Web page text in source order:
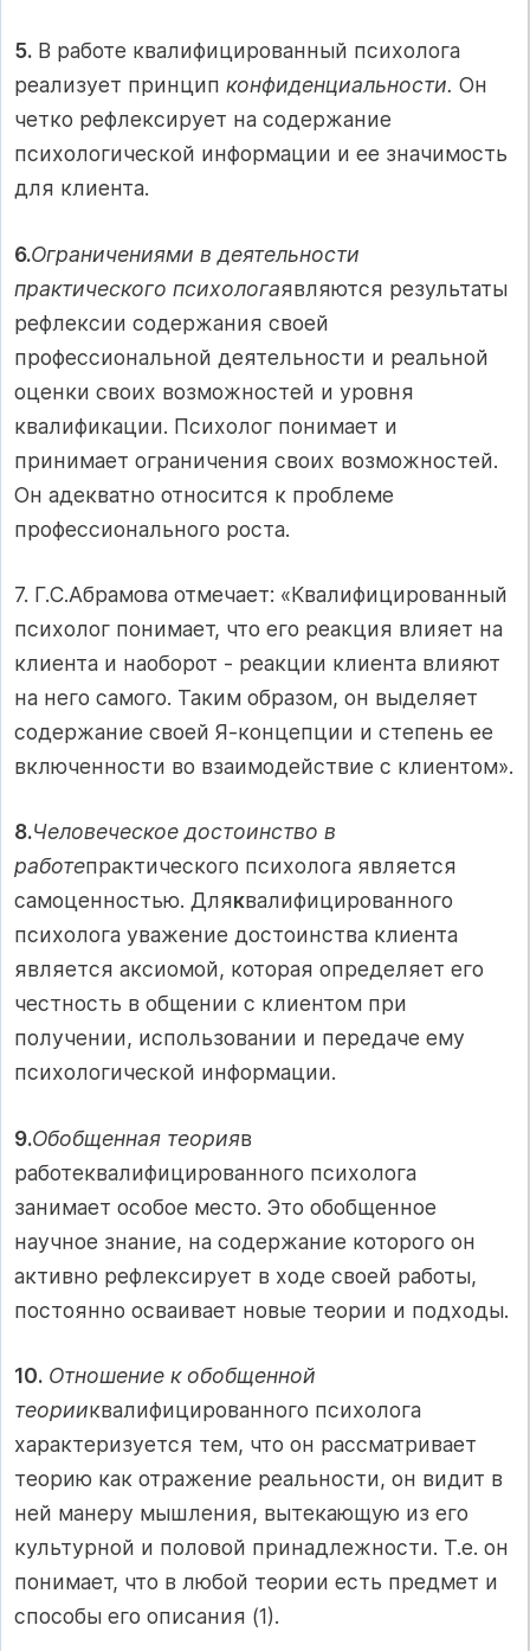
5. В работе квалифицированный психолога
реализует принцип конфиденциальности. Он
четко рефлексирует на содержание
психологической информации и ее значимость
для клиента.
6.Ограничениями в деятельности
практического психологаявляются результаты
рефлексии содержания своей
профессиональной деятельности и реальной
оценки своих возможностей и уровня
квалификации. Психолог понимает и
принимает ограничения своих возможностей.
Он адекватно относится к проблеме
профессионального роста.
7. Г.С.Абрамова отмечает: «Квалифицированный
психолог понимает, что его реакция влияет на
клиента и наоборот - реакции клиента влияют
на него самого. Таким образом, он выделяет
содержание своей Я-концепции и степень ее
включенности во взаимодействие с клиентом».
8.Человеческое достоинство в
работепрактического психолога является
самоценностью. Дляквалифицированного
психолога уважение достоинства клиента
является аксиомой, которая определяет его
честность в общении с клиентом при
получении, использовании и передаче ему
психологической информации.
9.Обобщенная теорияв
работеквалифицированного психолога
занимает особое место. Это обобщенное
научное знание, на содержание которого он
активно рефлексирует в ходе своей работы,
постоянно осваивает новые теории и подходы.
10. Отношение к обобщенной
теорииквалифицированного психолога
характеризуется тем, что он рассматривает
теорию как отражение реальности, он видит в
ней манеру мышления, вытекающую из его
культурной и половой принадлежности. Т.е. он
понимает, что в любой теории есть предмет и
способы его описания (1).